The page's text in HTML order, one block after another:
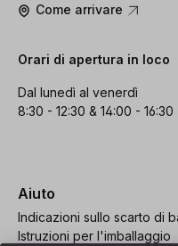
Come arrivare
Orari di apertura in loco
Dal lunedì al venerdì
8:30 - 12:30 & 14:00 - 16:30
Aiuto
Indicazioni sullo scarto di
Istruzioni per l'imballaggio